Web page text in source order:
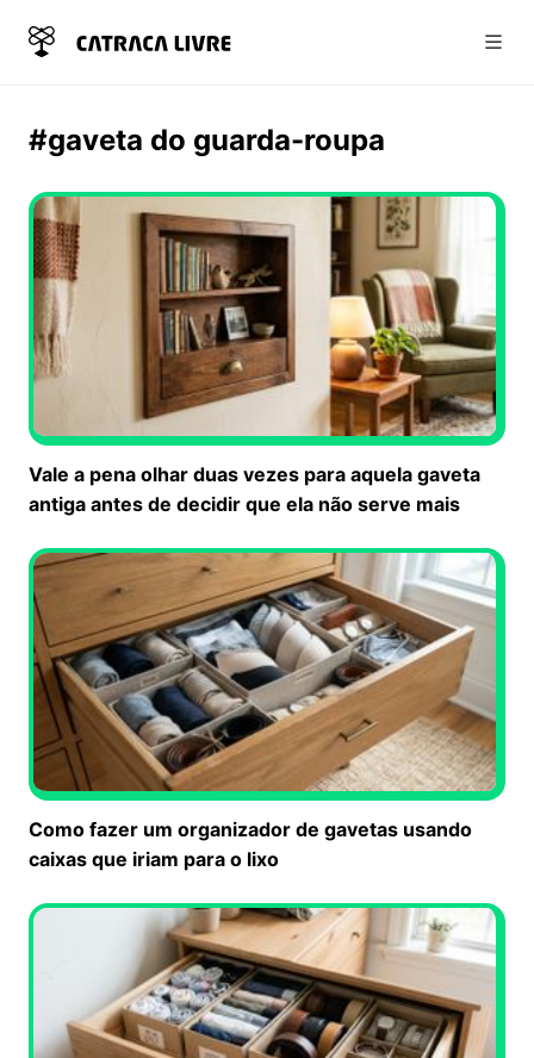
#gaveta do guarda-roupa
Vale a pena olhar duas vezes para aquela gaveta
antiga antes de decidir que ela não serve mais
Como fazer um organizador de gavetas usando
caixas que iriam para o lixo